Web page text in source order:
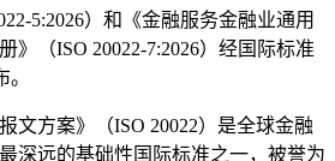
5:2026）和《金融服务金融业通用
》（ISO 20022-7:2026）经国际标准
文方案》（ISO 20022）是全球金融
深远的基础性国际标准之一，被誉为